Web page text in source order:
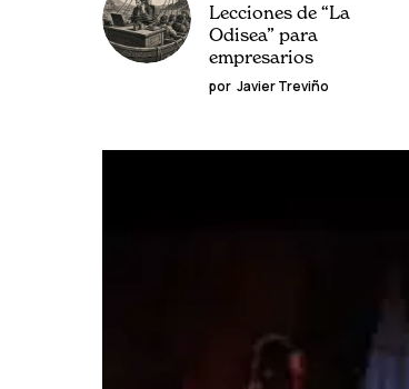
Lecciones de “La
Odisea” para
empresarios
por Javier Treviño